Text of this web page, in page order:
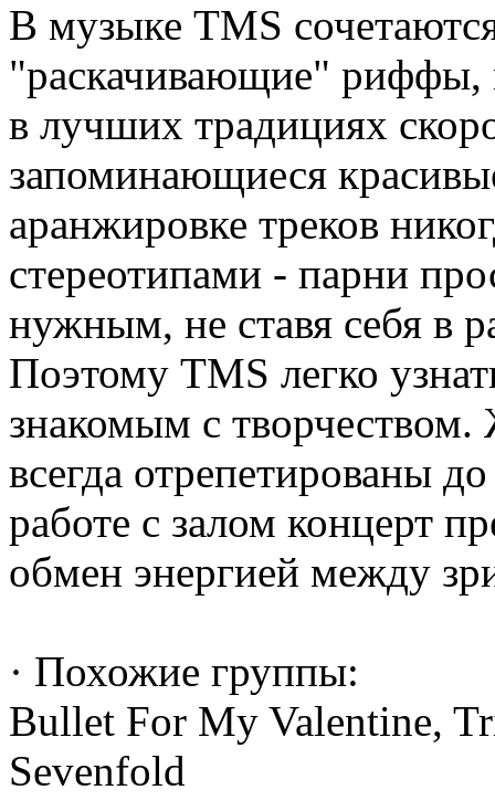
В музыке TMS
"раскачивающие"
в лучших традициях
запоминающиеся
аранжировке треков
стереотипами - парни
нужным, не ставя себя в
Поэтому TMS легко
знакомым с
всегда отрепетированы
работе с залом концерт
обмен энергией между
· Похожие группы:
Bullet For My Valentine,
Sevenfold